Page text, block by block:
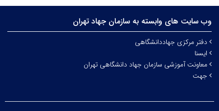
وب سایت های وابسته به سازمان جهاد تهران
دفتر مرکزی جهاددانشگاهی
ایسنا
معاونت آموزشی سازمان جهاد دانشگاهی تهران
جهت